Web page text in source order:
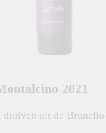
2021
druiven uit de